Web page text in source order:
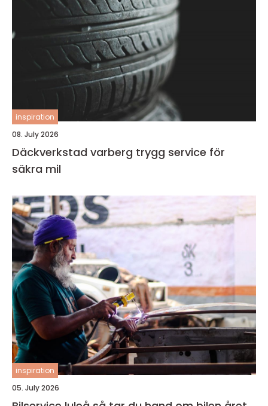
inspiration
08. July 2026
Däckverkstad varberg trygg service för
säkra mil
inspiration
05. July 2026